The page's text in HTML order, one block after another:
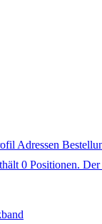
Adressen
0 Positionen.